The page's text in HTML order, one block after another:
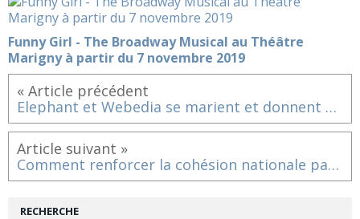
Funny Girl - The Broadway Musical au Théâtre
Marigny à partir du 7 novembre 2019
« Article précédent
Elephant et Webedia se marient et donnent naissance à un nouveau modèle de création audiovisuelle et digitale
Article suivant »
Comment renforcer la cohésion nationale par la culture ? Bilan des rencontres de la Revue des Deux mondes dans le cadre du Grand Débat national
RECHERCHE